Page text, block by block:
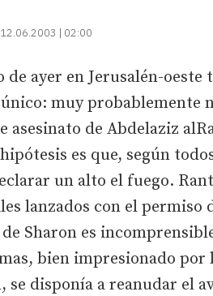
12.06.2003 | 02:00
de ayer en Jerusalén-oeste
muy probablemente
de Abdelaziz
es que, según
un alto el fuego.
lanzados con el permiso
Sharon es
bien impresionado por
se disponía a reanudar el